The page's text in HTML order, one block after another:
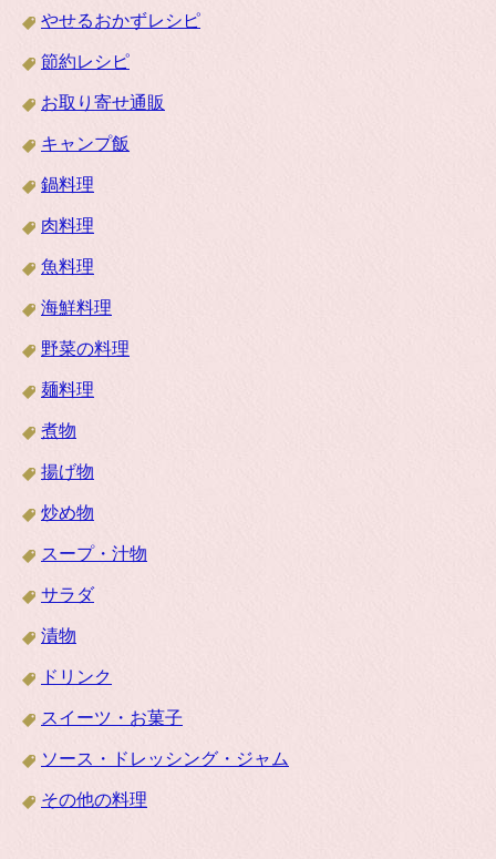
やせるおかずレシピ
節約レシピ
お取り寄せ通販
キャンプ飯
鍋料理
肉料理
魚料理
海鮮料理
野菜の料理
麺料理
煮物
揚げ物
炒め物
スープ・汁物
サラダ
漬物
ドリンク
スイーツ・お菓子
ソース・ドレッシング・ジャム
その他の料理